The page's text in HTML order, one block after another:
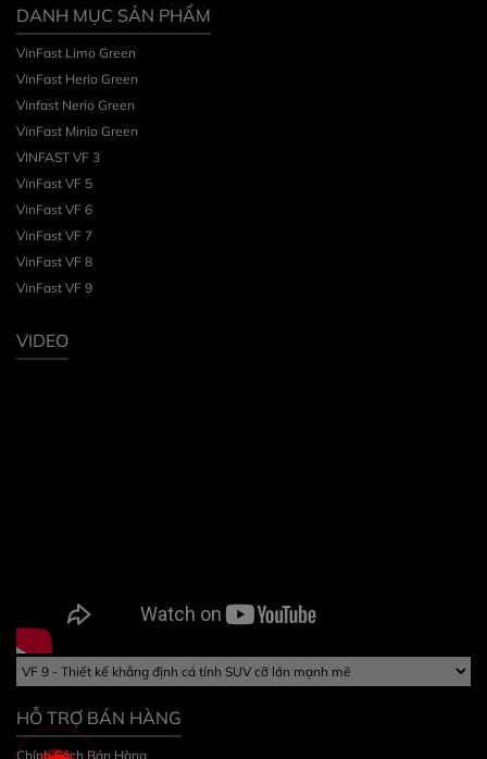
DANH MỤC SẢN PHẨM
VinFast Limo Green
VinFast Herio Green
Vinfast Nerio Green
VinFast Minio Green
VINFAST VF 3
VinFast VF 5
VinFast VF 6
VinFast VF 7
VinFast VF 8
VinFast VF 9
VIDEO
HỖ TRỢ BÁN HÀNG
Chính Sách Bán Hàng